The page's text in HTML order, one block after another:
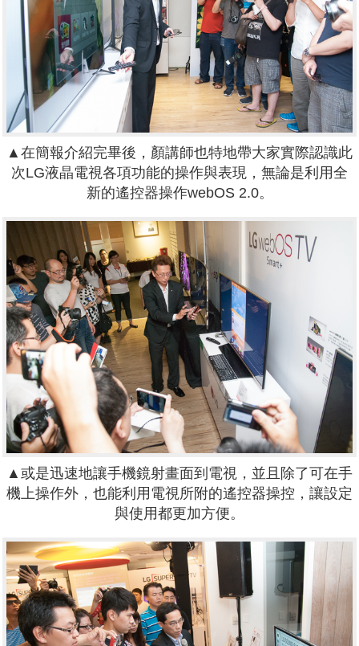
▲在簡報介紹完畢後，顏講師也特地帶大家實際認識此
次LG液晶電視各項功能的操作與表現，無論是利用全
新的遙控器操作webOS 2.0。
▲或是迅速地讓手機鏡射畫面到電視，並且除了可在手
機上操作外，也能利用電視所附的遙控器操控，讓設定
與使用都更加方便。